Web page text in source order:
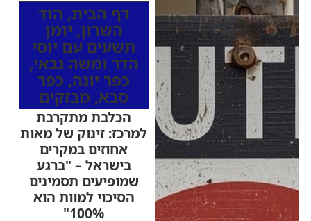
דף הבית, הוד
השרון, יומן
תשעים עם יוסי
הדר ומשה גבאי,
כפר יונה, כפר
סבא, מבזקים
הכלבת מתקרבת
למרכז: זינוק של מאות
אחוזים במקרים
בישראל – "ברגע
שמופיעים תסמינים
הסיכוי למוות הוא
100%"